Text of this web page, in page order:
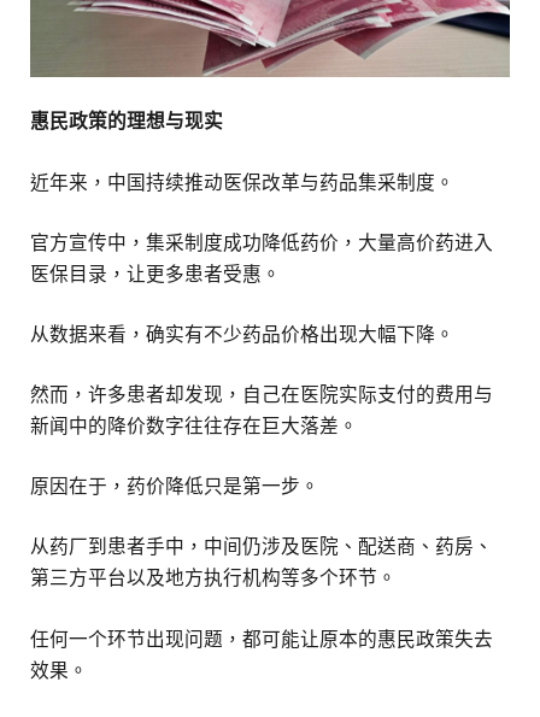
惠民政策的理想与现实
近年来，中国持续推动医保改革与药品集采制度。
官方宣传中，集采制度成功降低药价，大量高价药进入
医保目录，让更多患者受惠。
从数据来看，确实有不少药品价格出现大幅下降。
然而，许多患者却发现，自己在医院实际支付的费用与
新闻中的降价数字往往存在巨大落差。
原因在于，药价降低只是第一步。
从药厂到患者手中，中间仍涉及医院、配送商、药房、
第三方平台以及地方执行机构等多个环节。
任何一个环节出现问题，都可能让原本的惠民政策失去
效果。